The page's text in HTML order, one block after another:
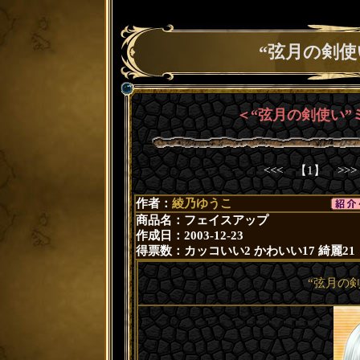
“弦月の剣
＜“弦月の剣使い”
<<< 【1】
作者： 綾乃ゆうこ
商品名：フェイスアップ
作成日：2003-12-23
得票数： カッコいい2 かわいい17 綺麗21
“弦月の